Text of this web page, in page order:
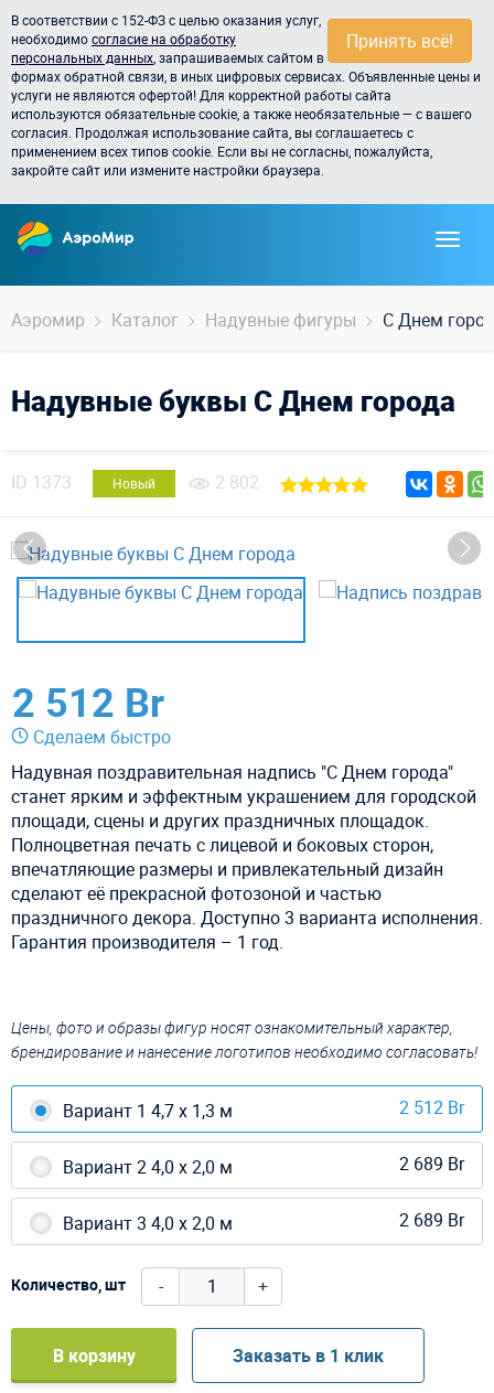
Принять всё!
В соответствии с 152-ФЗ с целью оказания услуг,
необходимосогласие на обработку
персональных данных , запрашиваемых сайтом в
формах обратной связи, в иных цифровых сервисах. Объявленные цены и
услуги не являются офертой! Для корректной работы сайта
используются обязательные cookie, а также необязательные — с вашего
согласия. Продолжая использование сайта, вы соглашаетесь с
применением всех типов cookie. Если вы не согласны, пожалуйста,
закройте сайт или измените настройки браузера.
Аэромир Каталог Надувные фигуры С Днем
Надувные буквы С Днем города
ID 1373 Новый 2 802
2 512 Br
Сделаем быстро
Надувная поздравительная надпись "С Днем города"
станет ярким и эффектным украшением для городской
площади, сцены и других праздничных площадок.
Полноцветная печать с лицевой и боковых сторон,
впечатляющие размеры и привлекательный дизайн
сделают её прекрасной фотозоной и частью
праздничного декора. Доступно 3 варианта исполнения.
Гарантия производителя – 1 год.
Цены, фото и образы фигур носят ознакомительный характер,
брендирование и нанесение логотипов необходимо согласовать!
Вариант 1 4,7 х 1,3 м 2 512 Br
Вариант 2 4,0 х 2,0 м 2 689 Br
Вариант 3 4,0 х 2,0 м 2 689 Br
Количество, шт - +
В корзину Заказать в 1 клик